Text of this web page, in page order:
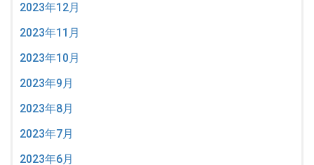
2023年12月
2023年11月
2023年10月
2023年9月
2023年8月
2023年7月
2023年6月